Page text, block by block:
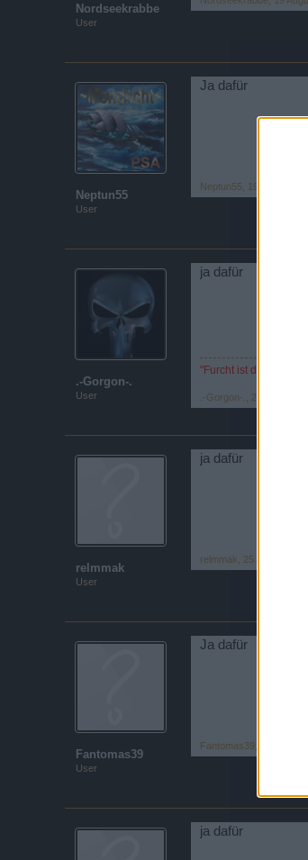
Nordseekrabbe
User
Neptun55
User
Ja dafür
Neptun55 19 August
.-Gorgon-.
User
ja dafür
"Furcht ist der Pfad
.-Gorgon-. 21 August
relmmak
User
ja dafür
relmmak 25 August 2017
Fantomas39
User
Ja dafür
Fantomas39
ja dafür